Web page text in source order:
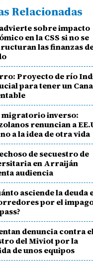
Relacionadas
sobre impacto
en la CSS si no se
las finanzas
Proyecto de río
para tener un
migratorio inverso:
renuncian a
a la idea de otra vida
de secuestro de
en Arraiján
audiencia
asciende la deuda
por el
denuncia contra
del Miviot por la
de unos equipos